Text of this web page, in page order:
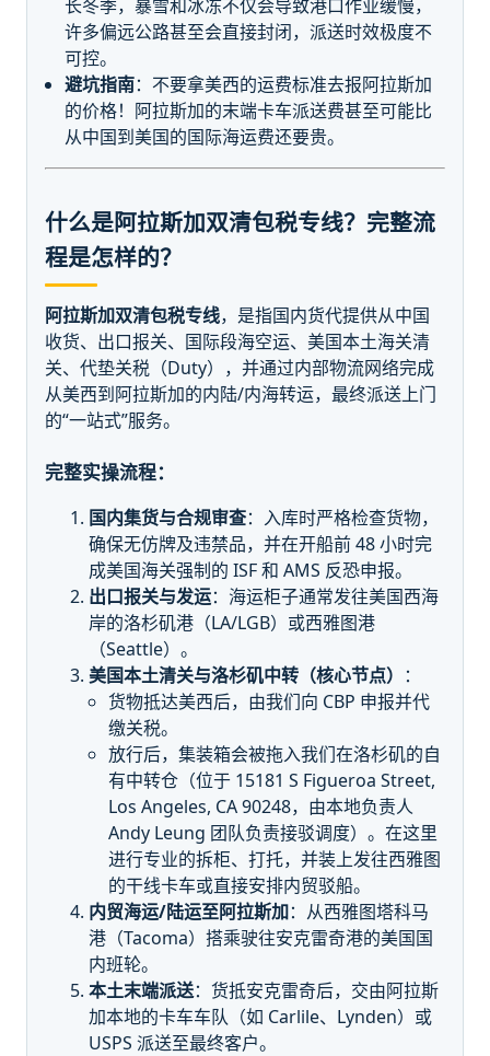
长冬季，暴雪和冰冻不仅会导致港口作业缓慢，
许多偏远公路甚至会直接封闭，派送时效极度不
可控。
避坑指南：不要拿美西的运费标准去报阿拉斯加
的价格！阿拉斯加的末端卡车派送费甚至可能比
从中国到美国的国际海运费还要贵。
什么是阿拉斯加双清包税专线？完整流
程是怎样的？
阿拉斯加双清包税专线，是指国内货代提供从中国
收货、出口报关、国际段海空运、美国本土海关清
关、代垫关税（Duty），并通过内部物流网络完成
从美西到阿拉斯加的内陆/内海转运，最终派送上门
的“一站式”服务。
完整实操流程：
国内集货与合规审查：入库时严格检查货物，
确保无仿牌及违禁品，并在开船前 48 小时完
成美国海关强制的 ISF 和 AMS 反恐申报。
出口报关与发运：海运柜子通常发往美国西海
岸的洛杉矶港（LA/LGB）或西雅图港
（Seattle）。
美国本土清关与洛杉矶中转（核心节点） ：
货物抵达美西后，由我们向 CBP 申报并代
缴关税。
放行后，集装箱会被拖入我们在洛杉矶的自
有中转仓（位于 15181 S Figueroa Street,
Los Angeles, CA 90248，由本地负责人
Andy Leung 团队负责接驳调度）。在这里
进行专业的拆柜、打托，并装上发往西雅图
的干线卡车或直接安排内贸驳船。
内贸海运/陆运至阿拉斯加：从西雅图塔科马
港（Tacoma）搭乘驶往安克雷奇港的美国国
内班轮。
本土末端派送：货抵安克雷奇后，交由阿拉斯
加本地的卡车车队（如 Carlile、Lynden）或
USPS 派送至最终客户。